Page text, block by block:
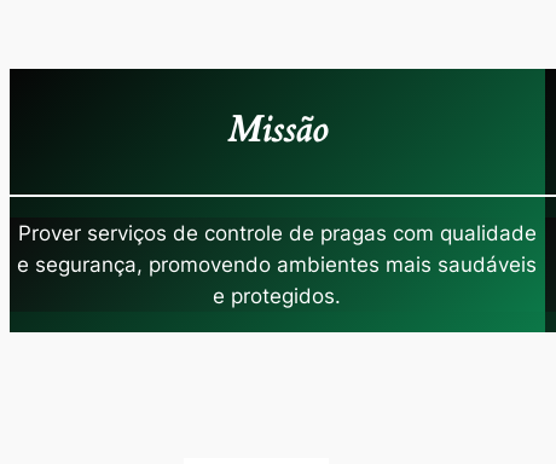
Missão
Prover serviços de controle de pragas com qualidade
e segurança, promovendo ambientes mais saudáveis
e protegidos.